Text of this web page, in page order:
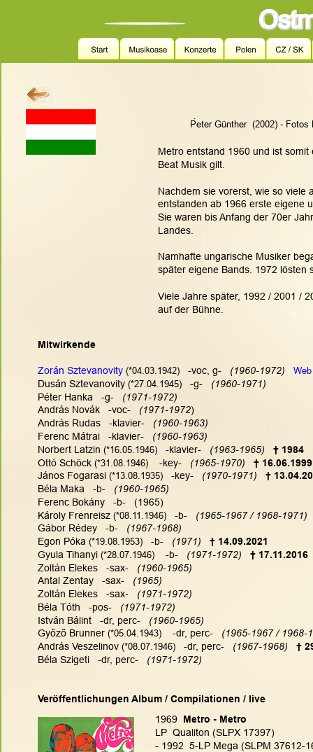
Peter Günther  (2002) -
.
Metro entstand 1960 und ist
Beat Musik gilt.
Nachdem sie vorerst, wie so
entstanden ab 1966 erste eigene
Sie waren bis Anfang der 70er
Landes.
Namhafte ungarische Musiker
später eigene Bands. 1972 lösten
Viele Jahre später, 1992 / 2001 /
auf der Bühne.
Mitwirkende
Zorán Sztevanovity (*04.03.1942)
   -voc, g-
(1960-1972) Web
Dusán Sztevanovity (*27.04.1945)
   -g-
(1960-1971)
Péter Hanka   -g- (1971-1972)
András Novák   -voc- (1971-1972)
András Rudas   -klavier-
(1960-1963)
Ferenc Mátrai   -klavier- (1960-1963)
Norbert Latzin (*16.05.1946)
   -klavier-
(1963-1965)
† 1984
Ottó Schöck (*31.08.1946)
    -key-
(1965-1970)
† 16.06.1999
János Fogarasi (*13.08.1935)
   -key-
(1970-1971)
†
Béla Maka   -b- (1960-1965)
Ferenc Bokány   -b-   (1965)
Károly Frenreisz (*08.11.1946)
   -b-
(1965-1967 / 1968-1971)
Gábor Rédey   -b-
(1967-1968)
Egon Póka (*19.08.1953)
   -b-
(1971)
† 14.09.2021
Gyula Tihanyi (*28.07.1946)
    -b-
(1971-1972)
† 17.11.2016
Zoltán Elekes   -sax- (1960-1965)
Antal Zentay   -sax- (1965)
Zoltán Elekes   -sax- (1971-1972)
Béla Tóth   -pos- (1971-1972)
István Bálint   -dr, perc- (1960-1965)
Győző Brunner (*05.04.1943)
    -dr, perc-
(1965-1967 / 1968-
András Veszelinov (*08.07.1946)
   -dr, perc-
(1967-1968)
†
Béla Szigeti   -dr, perc- (1971-1972)
Veröffentlichungen Album / Compilationen / live
1969
  Metro - Metro
LP  Qualiton (SLPX 17397)
- 1992  5-LP Mega (SLPM 37612-